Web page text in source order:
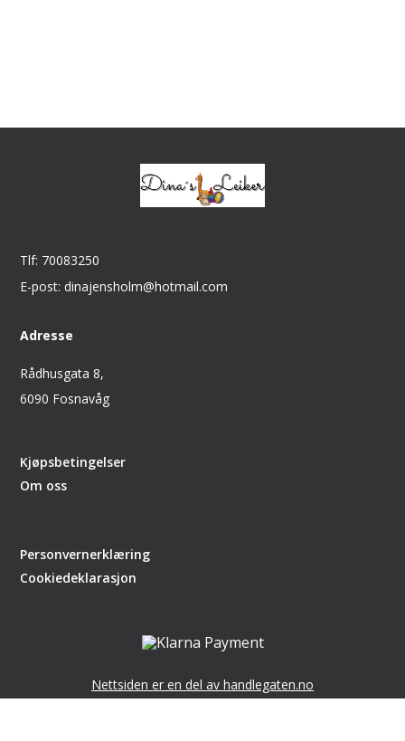
Tlf: 70083250
E-post: dinajensholm@hotmail.com
Adresse
Rådhusgata 8,
6090 Fosnavåg
Kjøpsbetingelser
Om oss
Personvernerklæring
Cookiedeklarasjon
Nettsiden er en del av handlegaten.no